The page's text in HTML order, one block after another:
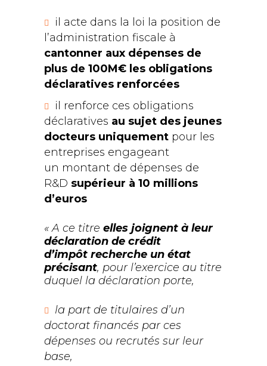
il acte dans la loi la position de
l’administration fiscale à
cantonner aux dépenses de
plus de 100M€ les obligations
déclaratives renforcées
il renforce ces obligations
déclaratives au sujet des jeunes
docteurs uniquement pour les
entreprises engageant
un montant de dépenses de
R&D supérieur à 10 millions
d’euros
« A ce titre elles joignent à leur
déclaration de crédit
d’impôt recherche un état
précisant, pour l’exercice au titre
duquel la déclaration porte,
la part de titulaires d’un
doctorat financés par ces
dépenses ou recrutés sur leur
base,